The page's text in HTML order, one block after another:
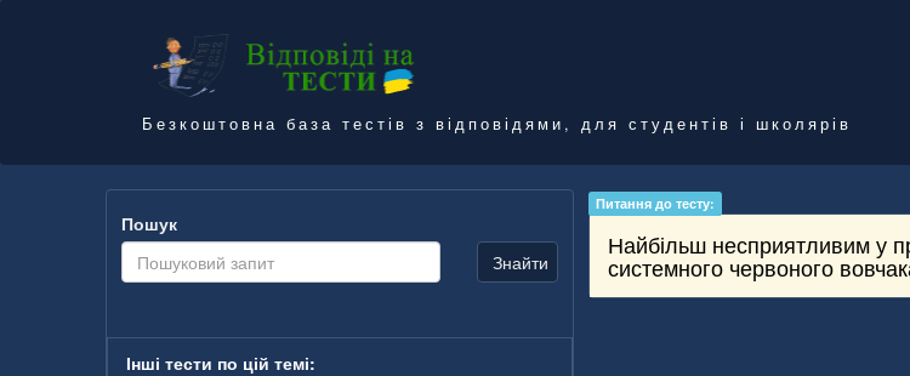
Безкоштовна база тестів з відповідями, для студентів і школярів
Питання до тесту:
Найбільш несприятливим у
системного червоного
Пошук
Знайти
Інші тести по цій темі: